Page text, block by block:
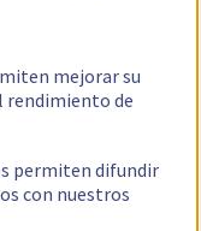
mejorar su
rendimiento de
permiten difundir
con nuestros